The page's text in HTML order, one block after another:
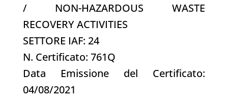
/ NON-HAZARDOUS WASTE
RECOVERY ACTIVITIES
SETTORE IAF: 24
N. Certificato: 761Q
Data Emissione del Certificato:
04/08/2021